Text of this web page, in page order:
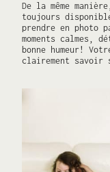
De la même
toujours
prendre en photo
moments calmes,
bonne humeur!
clairement savoir